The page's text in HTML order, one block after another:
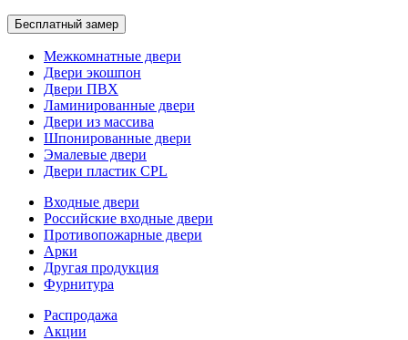
Бесплатный замер
Межкомнатные двери
Двери экошпон
Двери ПВХ
Ламинированные двери
Двери из массива
Шпонированные двери
Эмалевые двери
Двери пластик CPL
Входные двери
Российские входные двери
Противопожарные двери
Арки
Другая продукция
Фурнитура
Распродажа
Акции